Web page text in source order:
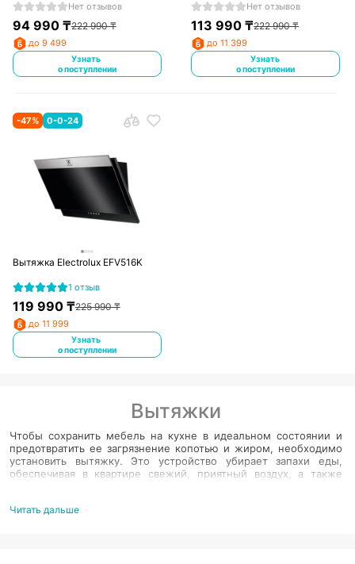
Нет отзывов
94 990₸222 990₸
до 9 499
Узнать
о поступлении
Нет отзывов
113 990 ₸222 990₸
до 11 399
Узнать
о поступлении
-47% 0-0-24
Вытяжка Electrolux EFV516K
1 отзыв
119 990₸225 990₸
до 11 999
Узнать
о поступлении
Вытяжки
Чтобы сохранить мебель на кухне в идеальном состоянии и
предотвратить ее загрязнение копотью и жиром, необходимо
установить вытяжку. Это устройство убирает запахи еды,
обеспечивая в квартире свежий, приятный воздух, а также
Интернет-магазин EVRIKA предлагает купить вытяжку от
Читать дальше